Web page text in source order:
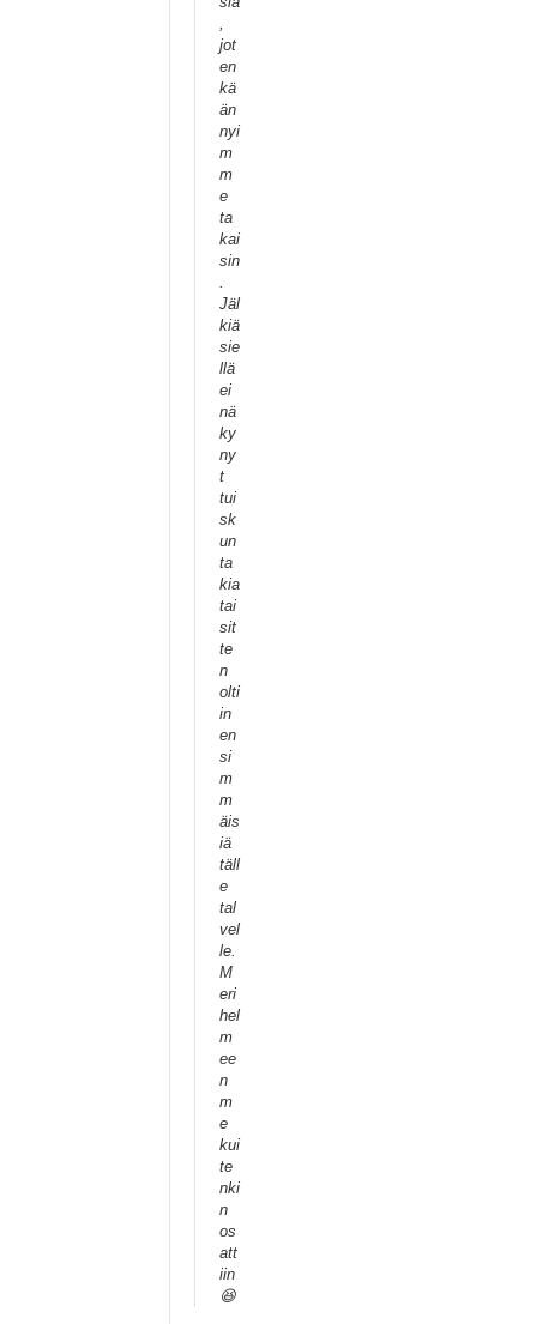
,
jot
en
kä
än
nyi
m
m
e
ta
kai
sin
.
Jäl
kiä
sie
llä
ei
nä
ky
ny
t
tui
sk
un
ta
kia
tai
sit
te
n
olti
in
en
si
m
m
äis
iä
täll
e
tal
vel
le.
M
eri
hel
m
ee
n
m
e
kui
te
nki
n
os
att
iin
😆